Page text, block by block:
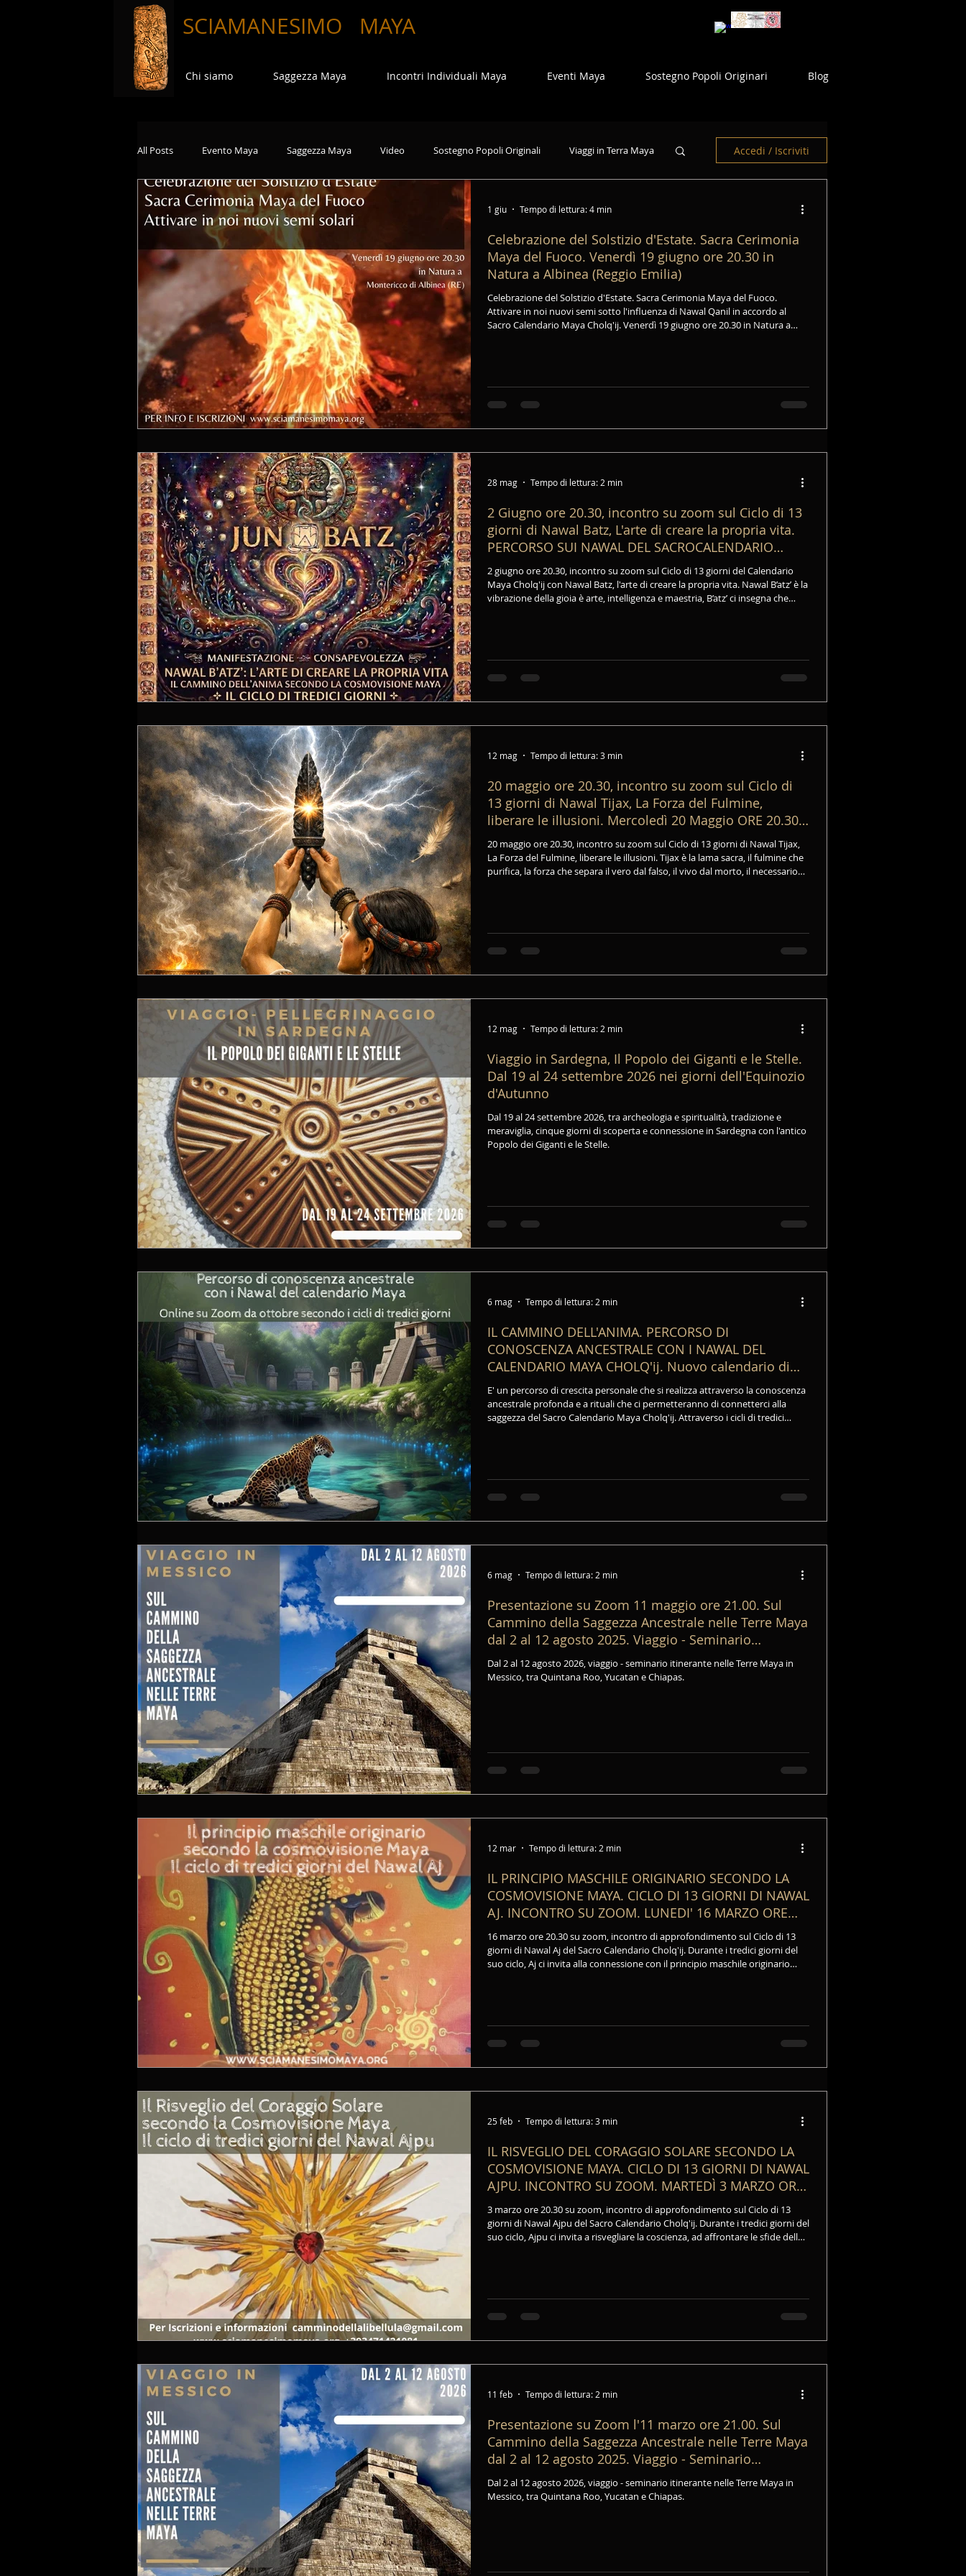
SCIAMANESIMO MAYA
Chi siamo Saggezza Maya Incontri Individuali Maya Eventi Maya Sostegno Popoli Originari Blog
All Posts Evento Maya Saggezza Maya Video Sostegno Popoli Originali Viaggi in Terra Maya
Viaggi in Terre Sacre
Accedi / Iscriviti
Celebrazione del Solstizio d'Estate. Sacra Cerimonia
Maya del Fuoco. Venerdì 19 giugno ore 20.30 in
Natura a Albinea (Reggio Emilia)
Celebrazione del Solstizio d'Estate. Sacra Cerimonia Maya del Fuoco.
Attivare in noi nuovi semi sotto l'influenza di Nawal Qanil in accordo al
Sacro Calendario Maya Cholq'ij. Venerdì 19 giugno ore 20.30 in Natura a
1 giu Tempo di lettura: 4 min
2 Giugno ore 20.30, incontro su zoom sul Ciclo di 13
giorni di Nawal Batz, L'arte di creare la propria vita.
PERCORSO SUI NAWAL DEL SACROCALENDARIO
MAYA CHOLQ'IJ
2 giugno ore 20.30, incontro su zoom sul Ciclo di 13 giorni del Calendario
Maya Cholq'ij con Nawal Batz, l'arte di creare la propria vita. Nawal B’atz’ è la
vibrazione della gioia è arte, intelligenza e maestria, B’atz’ ci insegna che
28 mag Tempo di lettura: 2 min
20 maggio ore 20.30, incontro su zoom sul Ciclo di
13 giorni di Nawal Tijax, La Forza del Fulmine,
liberare le illusioni. Mercoledì 20 Maggio ORE 20.30.
PERCORSO SUI NAWAL DEL CALENDARIO MAYA
CHOLQ'IJ
20 maggio ore 20.30, incontro su zoom sul Ciclo di 13 giorni di Nawal Tijax,
La Forza del Fulmine, liberare le illusioni. Tijax è la lama sacra, il fulmine che
purifica, la forza che separa il vero dal falso, il vivo dal morto, il necessario
12 mag Tempo di lettura: 3 min
Viaggio in Sardegna, Il Popolo dei Giganti e le Stelle.
Dal 19 al 24 settembre 2026 nei giorni dell'Equinozio
d'Autunno
Dal 19 al 24 settembre 2026, tra archeologia e spiritualità, tradizione e
meraviglia, cinque giorni di scoperta e connessione in Sardegna con l'antico
Popolo dei Giganti e le Stelle.
12 mag Tempo di lettura: 2 min
IL CAMMINO DELL'ANIMA. PERCORSO DI
CONOSCENZA ANCESTRALE CON I NAWAL DEL
CALENDARIO MAYA CHOLQ'ij. Nuovo calendario di
incontri anno 2026.
E' un percorso di crescita personale che si realizza attraverso la conoscenza
ancestrale profonda e a rituali che ci permetteranno di connetterci alla
saggezza del Sacro Calendario Maya Cholq'ij. Attraverso i cicli di tredici
6 mag Tempo di lettura: 2 min
Presentazione su Zoom 11 maggio ore 21.00. Sul
Cammino della Saggezza Ancestrale nelle Terre Maya
dal 2 al 12 agosto 2025. Viaggio - Seminario
Itinerante in Messico.
Dal 2 al 12 agosto 2026, viaggio - seminario itinerante nelle Terre Maya in
Messico, tra Quintana Roo, Yucatan e Chiapas.
6 mag Tempo di lettura: 2 min
IL PRINCIPIO MASCHILE ORIGINARIO SECONDO LA
COSMOVISIONE MAYA. CICLO DI 13 GIORNI DI NAWAL
AJ. INCONTRO SU ZOOM. LUNEDI' 16 MARZO ORE
20.30. PERCORSO SUI NAWAL DEL CALENDARIO MAYA
CHOLQ'IJ
16 marzo ore 20.30 su zoom, incontro di approfondimento sul Ciclo di 13
giorni di Nawal Aj del Sacro Calendario Cholq'ij. Durante i tredici giorni del
suo ciclo, Aj ci invita alla connessione con il principio maschile originario
12 mar Tempo di lettura: 2 min
IL RISVEGLIO DEL CORAGGIO SOLARE SECONDO LA
COSMOVISIONE MAYA. CICLO DI 13 GIORNI DI NAWAL
AJPU. INCONTRO SU ZOOM. MARTEDÌ 3 MARZO ORE
20.30. PERCORSO SUI NAWAL DEL CALENDARIO MAYA
CHOLQ'IJ
3 marzo ore 20.30 su zoom, incontro di approfondimento sul Ciclo di 13
giorni di Nawal Ajpu del Sacro Calendario Cholq'ij. Durante i tredici giorni del
suo ciclo, Ajpu ci invita a risvegliare la coscienza, ad affrontare le sfide della
25 feb Tempo di lettura: 3 min
Presentazione su Zoom l'11 marzo ore 21.00. Sul
Cammino della Saggezza Ancestrale nelle Terre Maya
dal 2 al 12 agosto 2025. Viaggio - Seminario
Itinerante in Messico.
Dal 2 al 12 agosto 2026, viaggio - seminario itinerante nelle Terre Maya in
Messico, tra Quintana Roo, Yucatan e Chiapas.
11 feb Tempo di lettura: 2 min